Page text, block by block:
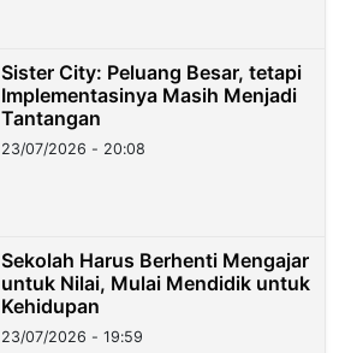
Sister City: Peluang Besar, tetapi
Implementasinya Masih Menjadi
Tantangan
23/07/2026 - 20:08
Sekolah Harus Berhenti Mengajar
untuk Nilai, Mulai Mendidik untuk
Kehidupan
23/07/2026 - 19:59